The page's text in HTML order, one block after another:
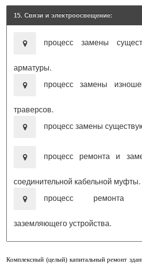
15. Связи и электроосвещение:
процесс замены
арматуры.
процесс замены
траверсов.
процесс замены
процесс ремонта и
соединительной кабельной муфты.
процесс ремонта
заземляющего устройства.
Комплексный (целый) капитальный ремонт